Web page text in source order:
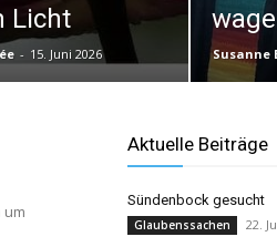
Licht
- 15. Juni 2026 Susanne
um
Aktuelle Beiträge
Sündenbock gesucht
Glaubenssachen 22.